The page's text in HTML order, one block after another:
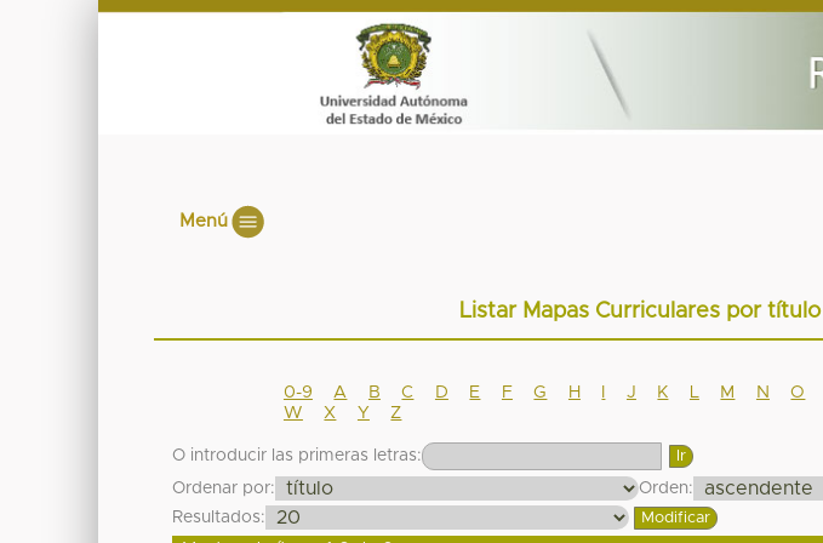
Menú
Listar Mapas Curriculares por título
0-9 A B C D E F G H J K M N O
W
X Y Z
O introducir las primeras letras:
Ordenar por:
Orden:
Resultados: